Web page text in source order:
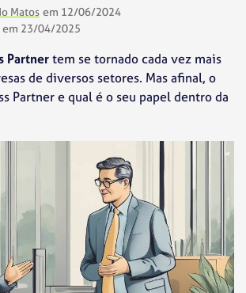
Matos em 12/06/2024
23/04/2025
Partnertem se tornado cada vez mais
de diversos setores. Mas afinal, o
Partner e qual é o seu papel dentro da